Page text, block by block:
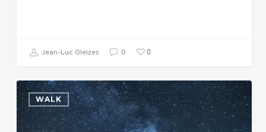
Jean-Luc Gleizes 0 0
WALK